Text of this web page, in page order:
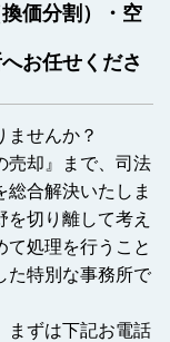
価分割）・空
お任せくださ
ませんか？
売却』まで、司法
合解決いたしま
切り離して考え
て処理を行うこと
た特別な事務所で
まずは下記お電話